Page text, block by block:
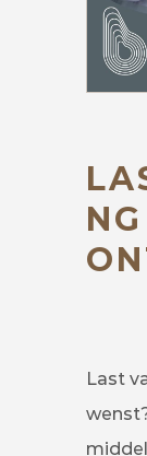
Last